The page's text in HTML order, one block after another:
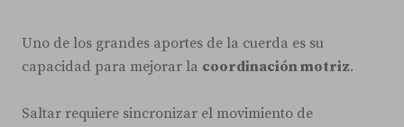
Uno de los grandes aportes de la cuerda es su
capacidad para mejorar la coordinación motriz.
Saltar requiere sincronizar el movimiento de